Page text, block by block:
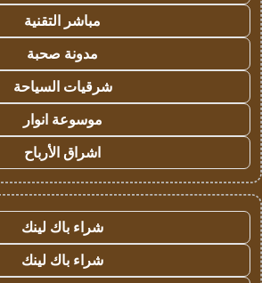
مباشر التقنية
مدونة صحبة
شرقيات السياحة
موسوعة انوار
اشراق الأرباح
شراء باك لينك
شراء باك لينك